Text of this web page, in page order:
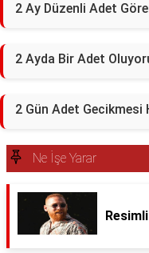
2 Ay Düzenli Adet
2 Ayda Bir Adet
2 Gün Adet
Ne İşe Yarar